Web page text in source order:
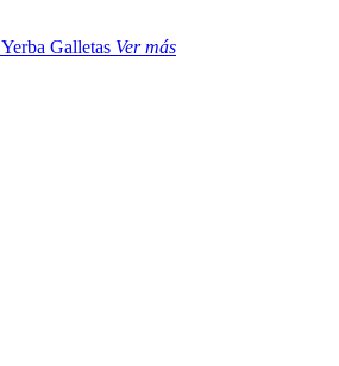
Yerba Galletas Ver más